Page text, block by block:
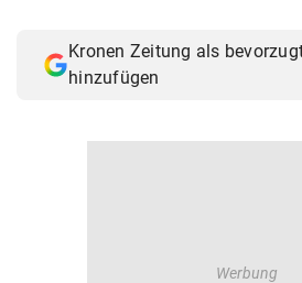
Kronen Zeitung als
hinzufügen